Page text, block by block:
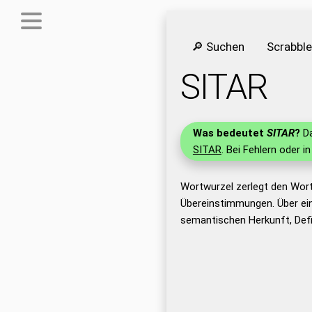
🔎 Suchen
SITAR
Was bedeutet SITAR?
SITAR. Bei Fehlern oder
Wortwurzel zerlegt den
Übereinstimmungen. Über
semantischen Herkunft,